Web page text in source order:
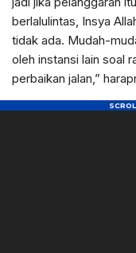
berlalulintas, Insya
tidak ada. Mudah-
oleh instansi lain soal
perbaikan jalan,”